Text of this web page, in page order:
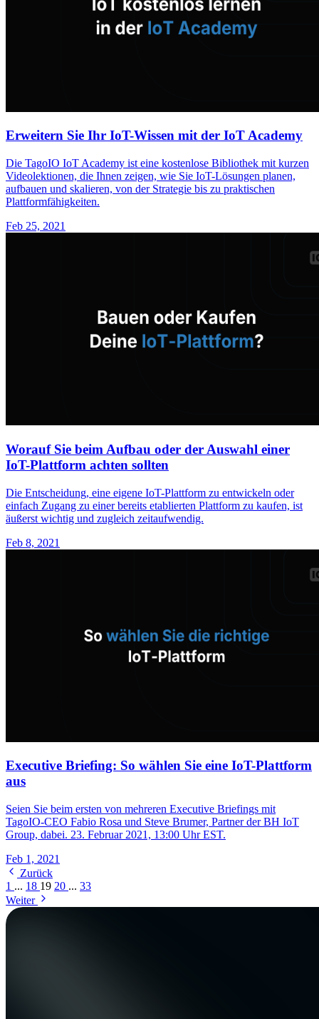
Erweitern Sie Ihr IoT-Wissen mit der IoT Academy
Die TagoIO IoT Academy ist eine kostenlose Bibliothek mit kurzen
Videolektionen, die Ihnen zeigen, wie Sie IoT-Lösungen planen,
aufbauen und skalieren, von der Strategie bis zu praktischen
Plattformfähigkeiten.
Feb 25, 2021
Worauf Sie beim Aufbau oder der Auswahl einer
IoT-Plattform achten sollten
Die Entscheidung, eine eigene IoT-Plattform zu entwickeln oder
einfach Zugang zu einer bereits etablierten Plattform zu kaufen, ist
äußerst wichtig und zugleich zeitaufwendig.
Feb 8, 2021
Executive Briefing: So wählen Sie eine IoT-Plattform
aus
Seien Sie beim ersten von mehreren Executive Briefings mit
TagoIO-CEO Fabio Rosa und Steve Brumer, Partner der BH IoT
Group, dabei. 23. Februar 2021, 13:00 Uhr EST.
Feb 1, 2021
Zurück
1 ... 18 19 20 ... 33
Weiter